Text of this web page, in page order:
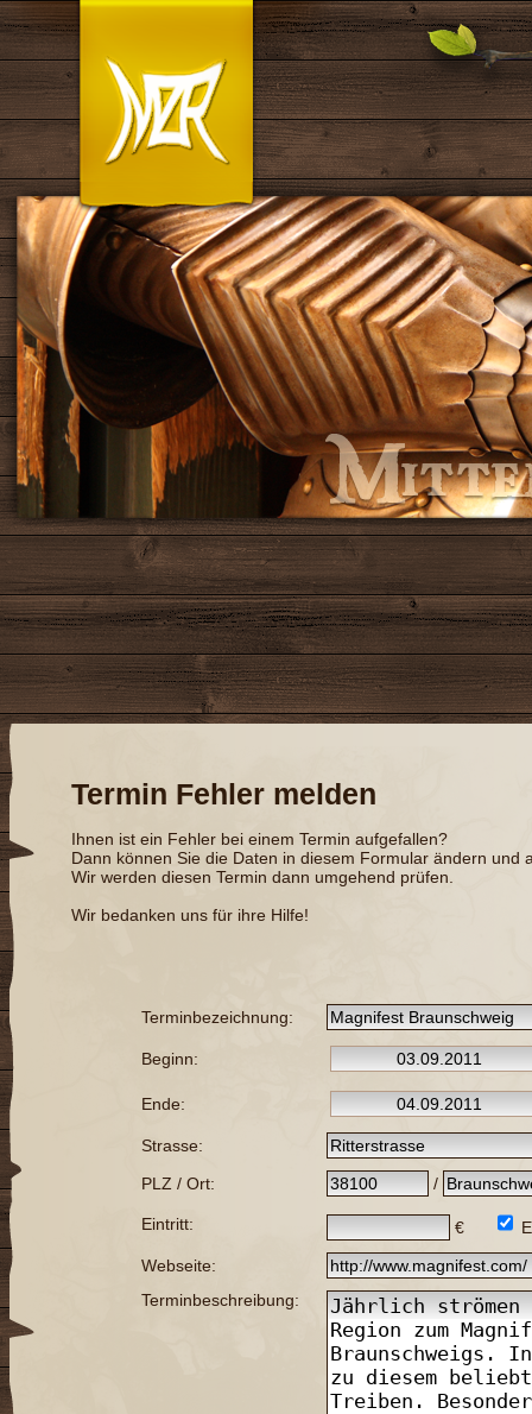
Termin Fehler melden
Ihnen ist ein Fehler bei einem Termin aufgefallen?
Dann können Sie die Daten in diesem Formular ändern und
Wir werden diesen Termin dann umgehend prüfen.
Wir bedanken uns für ihre Hilfe!
Terminbezeichnung:
Beginn:
Ende:
Strasse:
PLZ / Ort:
/
Eintritt: €
Webseite:
Terminbeschreibung: